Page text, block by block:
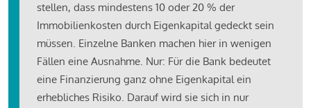
stellen, dass mindestens 10 oder 20 % der
Immobilienkosten durch Eigenkapital gedeckt sein
müssen. Einzelne Banken machen hier in wenigen
Fällen eine Ausnahme. Nur: Für die Bank bedeutet
eine Finanzierung ganz ohne Eigenkapital ein
erhebliches Risiko. Darauf wird sie sich in nur